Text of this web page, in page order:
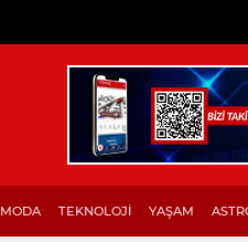
MODA TEKNOLOJİ YAŞAM